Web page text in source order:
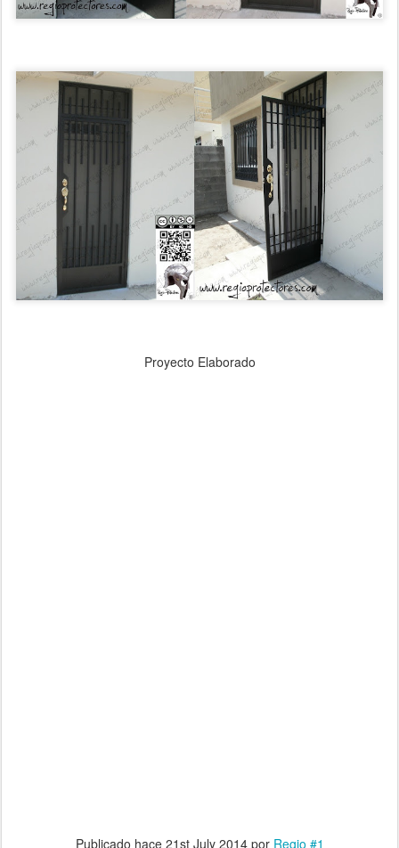
Proyecto Elaborado
Publicado hace 21st July 2014por Regio #1